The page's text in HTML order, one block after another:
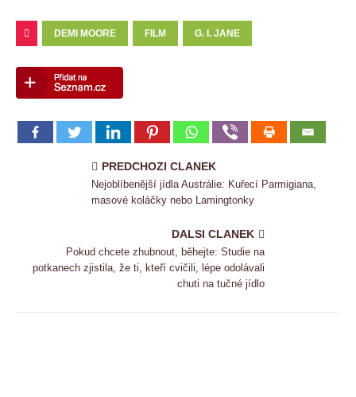
DEMI MOORE FILM G. I. JANE
PREDCHOZI CLANEK
Nejoblíbenější jídla Austrálie: Kuřecí Parmigiana,
masové koláčky nebo Lamingtonky
DALSI CLANEK
Pokud chcete zhubnout, běhejte: Studie na
potkanech zjistila, že ti, kteří cvičili, lépe odolávali
chuti na tučné jídlo